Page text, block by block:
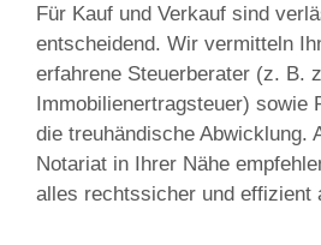
Für Kauf und Verkauf sind
entscheidend. Wir vermitteln
erfahrene Steuerberater (z. B.
Immobilienertragsteuer) sowie
die treuhändische Abwicklung.
Notariat in Ihrer Nähe
alles rechtssicher und effizient